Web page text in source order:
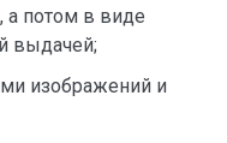
а потом в виде
выдачей;
изображений и